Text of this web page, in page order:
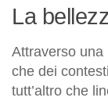
La
Attraverso una
che dei
tutt’altro che